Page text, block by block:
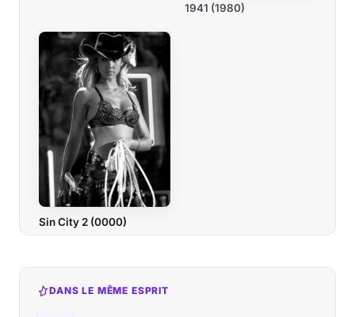
1941 (1980)
Sin City 2 (0000)
DANS LE MÊME ESPRIT